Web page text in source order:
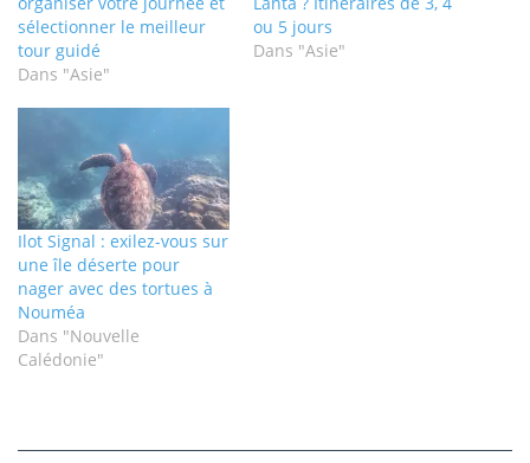
sélectionner le meilleur
tour guidé
Dans "Asie"
ou 5 jours
Dans "Asie"
Ilot Signal : exilez-vous sur
une île déserte pour
nager avec des tortues à
Nouméa
Dans "Nouvelle
Calédonie"